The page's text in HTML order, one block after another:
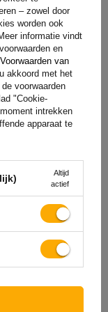
van
om
U bent er
en
– zowel door
worden ook
informatie vindt
en
van
akkoord met het
voorwaarden
"Cookie-
intrekken
apparaat te
Altijd
actief